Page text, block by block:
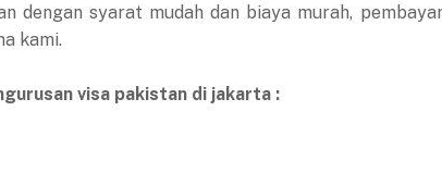
dengan syarat mudah dan biaya murah,
kami.
visa pakistan di jakarta :